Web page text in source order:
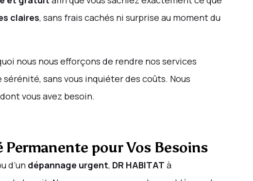
claires, sans frais cachés ni surprise au moment du
nous nous efforçons de rendre nos services
sans vous inquiéter des coûts. Nous
vous avez besoin.
pour Vos Besoins
d’un dépannage urgent, DR HABITAT à